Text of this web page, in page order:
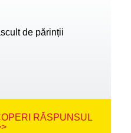
de părinții
RĂSPUNSUL